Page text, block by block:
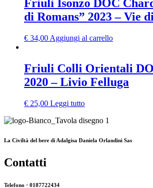
Friuli Isonzo DOC
di Romans” 2023 – Vie
€ 34,00 Aggiungi al carrello
Friuli Colli Orientali
2020 – Livio Felluga
€ 25,00 Leggi tutto
La Civiltà del bere di Adalgisa Daniela Orlandini Sas
Contatti
Telefono · 0187722434